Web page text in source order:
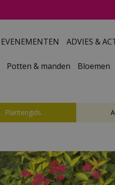
EVENEMENTEN ADVIES &
Potten & manden Bloemen
Plantengids